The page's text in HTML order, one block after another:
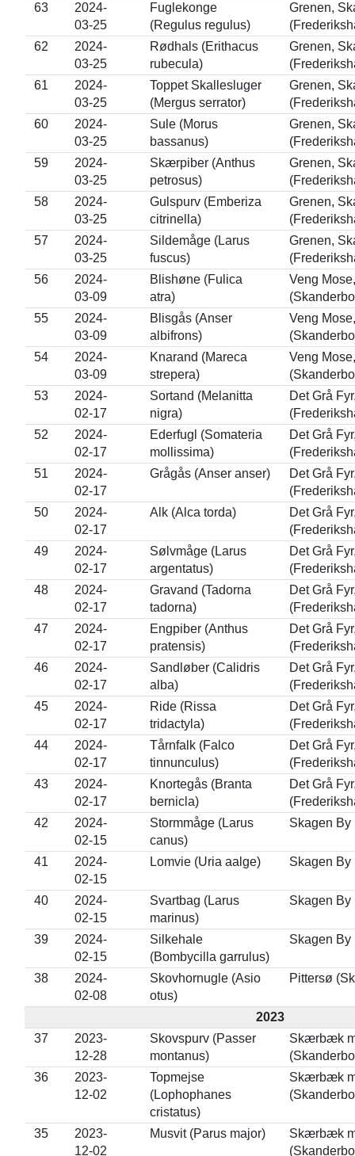
63
2024-
03-25
Fuglekonge
(Regulus regulus)
Grenen,
62
2024-
03-25
Rødhals (Erithacus
rubecula)
Grenen,
61
2024-
03-25
Toppet Skallesluger
(Mergus serrator)
Grenen,
60
2024-
03-25
Sule (Morus
bassanus)
Grenen,
59
2024-
03-25
Skærpiber (Anthus
petrosus)
Grenen,
58
2024-
03-25
Gulspurv (Emberiza
citrinella)
Grenen,
57
2024-
03-25
Sildemåge (Larus
fuscus)
Grenen,
56
2024-
03-09
Blishøne (Fulica
atra)
Veng
55
2024-
03-09
Blisgås (Anser
albifrons)
Veng
54
2024-
03-09
Knarand (Mareca
strepera)
Veng
53
2024-
02-17
Sortand (Melanitta
nigra)
Det Grå
52
2024-
02-17
Ederfugl (Somateria
mollissima)
Det Grå
51
2024-
02-17
Grågås (Anser anser)
Det Grå
50
2024-
02-17
Alk (Alca torda)
Det Grå
49
2024-
02-17
Sølvmåge (Larus
argentatus)
Det Grå
48
2024-
02-17
Gravand (Tadorna
tadorna)
Det Grå
47
2024-
02-17
Engpiber (Anthus
pratensis)
Det Grå
46
2024-
02-17
Sandløber (Calidris
alba)
Det Grå
45
2024-
02-17
Ride (Rissa
tridactyla)
Det Grå
44
2024-
02-17
Tårnfalk (Falco
tinnunculus)
Det Grå
43
2024-
02-17
Knortegås (Branta
bernicla)
Det Grå
42
2024-
02-15
Stormmåge (Larus
canus)
Skagen By
41
2024-
02-15
Lomvie (Uria aalge) Skagen By
40
2024-
02-15
Svartbag (Larus
marinus)
Skagen By
39
2024-
02-15
Silkehale
(Bombycilla garrulus)
Skagen By
38
2024-
02-08
Skovhornugle (Asio
otus)
Pittersø
2023
37
2023-
12-28
Skovspurv (Passer
montanus)
Skærbæk
36
2023-
12-02
Topmejse
(Lophophanes
cristatus)
Skærbæk
35
2023-
12-02
Musvit (Parus major)
Skærbæk